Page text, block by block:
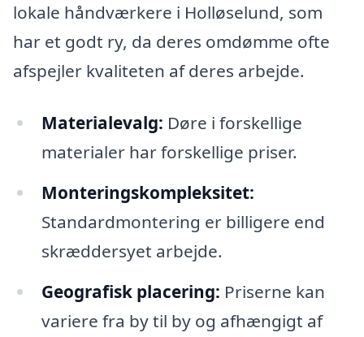
lokale håndværkere i Holløselund, som
har et godt ry, da deres omdømme ofte
afspejler kvaliteten af deres arbejde.
Materialevalg: Døre i forskellige
materialer har forskellige priser.
Monteringskompleksitet:
Standardmontering er billigere end
skræddersyet arbejde.
Geografisk placering: Priserne kan
variere fra by til by og afhængigt af